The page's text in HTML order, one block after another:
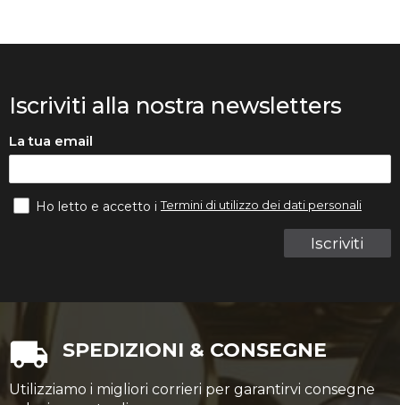
Iscriviti alla nostra newsletters
La tua email
Iscriviti
Ho letto e accetto iTermini di utilizzo dei dati personali
SPEDIZIONI & CONSEGNE
Utilizziamo i migliori corrieri per garantirvi consegne